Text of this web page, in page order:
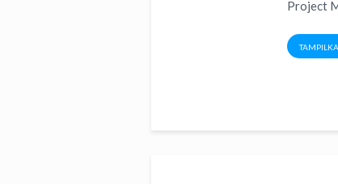
Project